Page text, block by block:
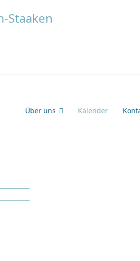
Über uns Kalender